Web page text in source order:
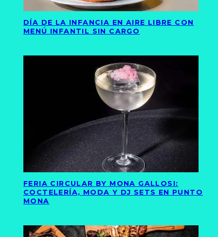
DÍA DE LA INFANCIA EN AIRE LIBRE CON
MENÚ INFANTIL SIN CARGO
FERIA CIRCULAR BY MONA GALLOSI:
COCTELERÍA, MODA Y DJ SETS EN PUNTO
MONA